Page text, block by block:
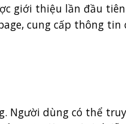
giới thiệu lần đầu
cung cấp thông
Người dùng có thể